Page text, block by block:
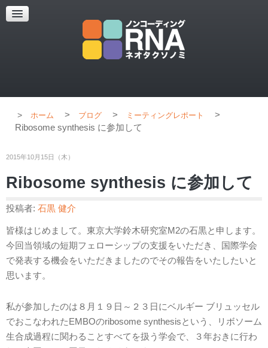
超解像顕微鏡
超解像顕微鏡の紹介
ホーム > ブログ > ミーティングレポート
>
Ribosome synthesis に参加して
2015年10月15日（木）
Ribosome synthesis に参加して
投稿者: 石黒 健介
皆様はじめまして。東京大学鈴木研究室M2の石黒と申します。
今回当領域の短期フェローシップの支援をいただき、国際学会
で発表する機会をいただきましたのでその報告をいたしたいと
思います。
私が参加したのは８月１９日～２３日にベルギー ブリュッセル
でおこなわれたEMBOのribosome synthesisという、リボソーム
生合成過程に関わることすべてを扱う学会で、３年おきに行わ